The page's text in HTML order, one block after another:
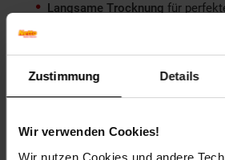
Zustimmung Details
Wir verwenden Cookies!
Wir nutzen Cookies und andere
Langsame Trocknung für
vegetarische Rezepte
Pasta-Fans